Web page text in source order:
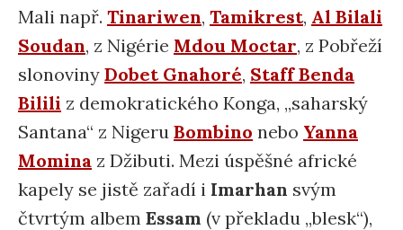
Mali např. Tinariwen, Tamikrest, Al Bilali
Soudan, z Nigérie Mdou Moctar, z Pobřeží
slonoviny Dobet Gnahoré, Staff Benda
Bilili z demokratického Konga, „saharský
Santana“ z Nigeru Bombino nebo Yanna
Momina z Džibuti. Mezi úspěšné africké
kapely se jistě zařadí i Imarhan svým
čtvrtým albem Essam (v překladu „blesk“),